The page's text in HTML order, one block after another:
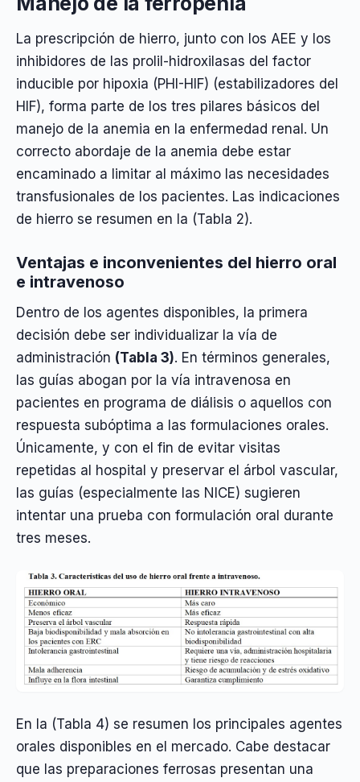
La prescripción de hierro, junto con los AEE y los
inhibidores de las prolil-hidroxilasas del factor
inducible por hipoxia (PHI-HIF) (estabilizadores del
HIF), forma parte de los tres pilares básicos del
manejo de la anemia en la enfermedad renal. Un
correcto abordaje de la anemia debe estar
encaminado a limitar al máximo las necesidades
transfusionales de los pacientes. Las indicaciones
de hierro se resumen en la (Tabla 2).
Ventajas e inconvenientes del hierro oral
e intravenoso
Dentro de los agentes disponibles, la primera
decisión debe ser individualizar la vía de
administración (Tabla 3). En términos generales,
las guías abogan por la vía intravenosa en
pacientes en programa de diálisis o aquellos con
respuesta subóptima a las formulaciones orales.
Únicamente, y con el fin de evitar visitas
repetidas al hospital y preservar el árbol vascular,
las guías (especialmente las NICE) sugieren
intentar una prueba con formulación oral durante
tres meses.
En la (Tabla 4) se resumen los principales agentes
orales disponibles en el mercado. Cabe destacar
que las preparaciones ferrosas presentan una